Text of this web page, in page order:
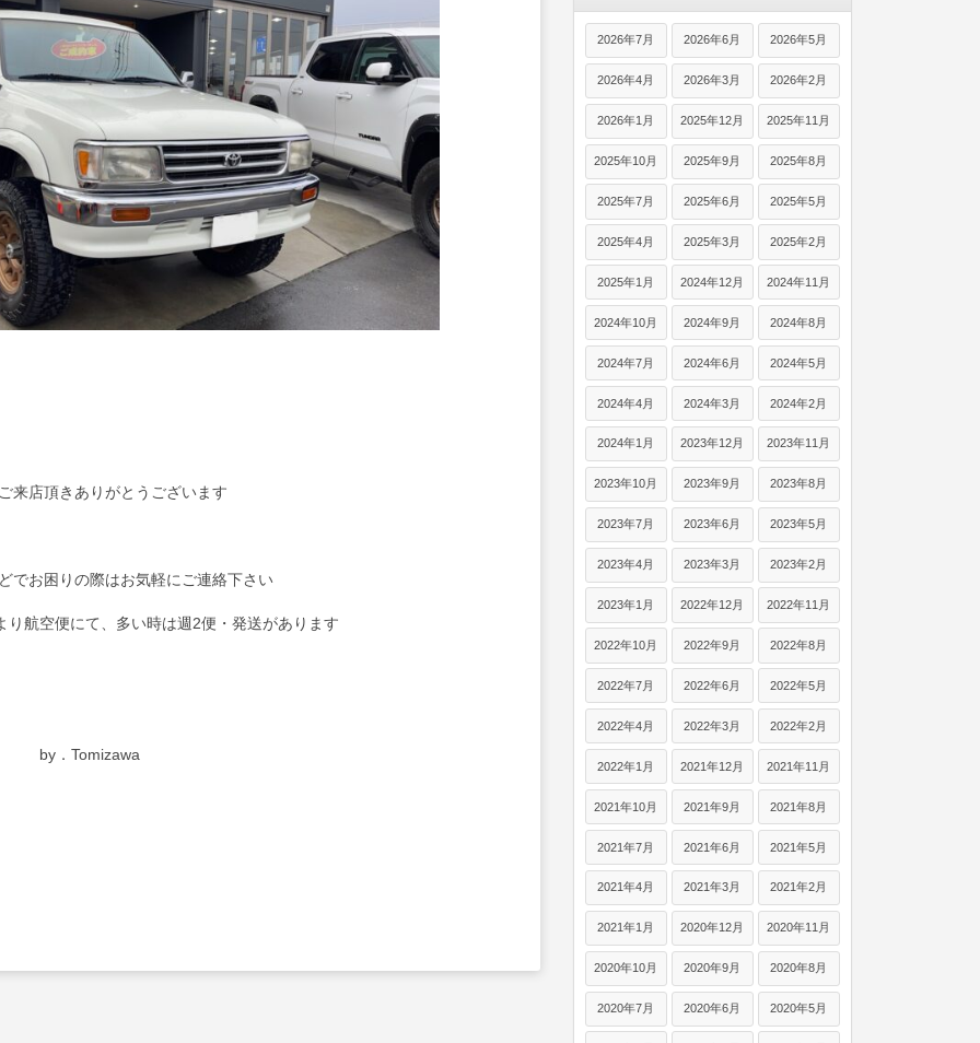
来店頂きありがとうございます
でお困りの際はお気軽にご連絡下さい
り航空便にて、多い時は週2便・発送があります
by．Tomizawa
2026年7月 2026年6月 2026年5月
2026年4月 2026年3月 2026年2月
2026年1月 2025年12月 2025年11月
2025年10月 2025年9月 2025年8月
2025年7月 2025年6月 2025年5月
2025年4月 2025年3月 2025年2月
2025年1月 2024年12月 2024年11月
2024年10月 2024年9月 2024年8月
2024年7月 2024年6月 2024年5月
2024年4月 2024年3月 2024年2月
2024年1月 2023年12月 2023年11月
2023年10月 2023年9月 2023年8月
2023年7月 2023年6月 2023年5月
2023年4月 2023年3月 2023年2月
2023年1月 2022年12月 2022年11月
2022年10月 2022年9月 2022年8月
2022年7月 2022年6月 2022年5月
2022年4月 2022年3月 2022年2月
2022年1月 2021年12月 2021年11月
2021年10月 2021年9月 2021年8月
2021年7月 2021年6月 2021年5月
2021年4月 2021年3月 2021年2月
2021年1月 2020年12月 2020年11月
2020年10月 2020年9月 2020年8月
2020年7月 2020年6月 2020年5月